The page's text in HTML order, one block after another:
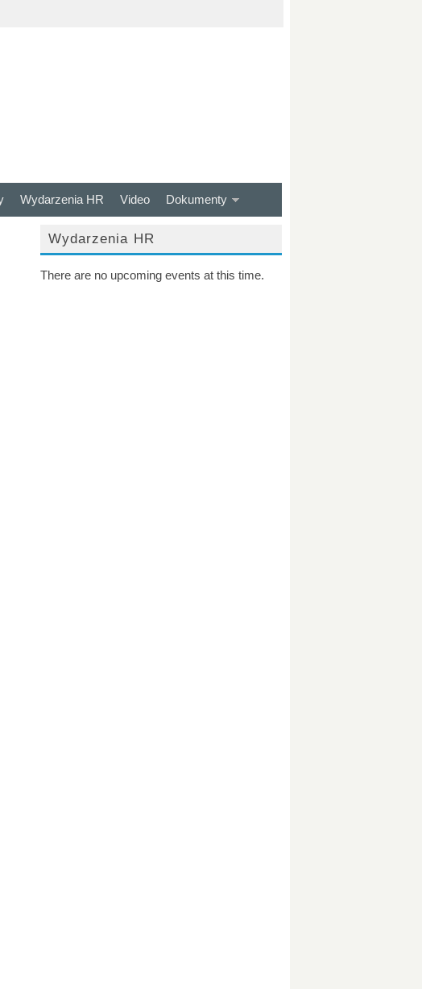
Wydarzenia HR Video Dokumenty
Wydarzenia HR
There are no upcoming events at this time.